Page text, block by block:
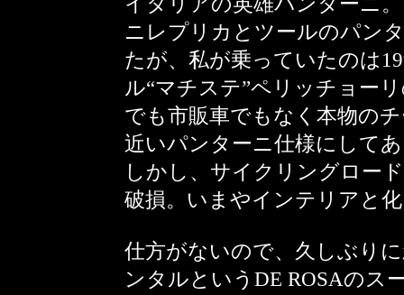
ニレプリカとツールのパン
たが、私が乗っていたのは
ル“マチステ”ペリッチョー
でも市販車でもなく本物の
近いパンターニ仕様にして
しかし、サイクリングロー
破損。いまやインテリアと
仕方がないので、久しぶり
ンタルというDE ROSAのス